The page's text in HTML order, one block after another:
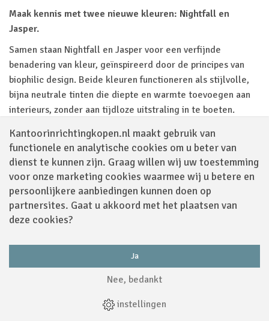
Kantoorinrichtingkopen.nl maakt gebruik van
functionele en analytische cookies om u beter van
dienst te kunnen zijn. Graag willen wij uw toestemming
voor onze marketing cookies waarmee wij u betere en
persoonlijkere aanbiedingen kunnen doen op
partnersites. Gaat u akkoord met het plaatsen van
deze cookies?
Ja
Nee, bedankt
instellingen
Maak kennis met twee nieuwe kleuren: Nightfall en
Jasper.
Samen staan Nightfall en Jasper voor een verfijnde
benadering van kleur, geïnspireerd door de principes van
biophilic design. Beide kleuren functioneren als stijlvolle,
bijna neutrale tinten die diepte en warmte toevoegen aan
interieurs, zonder aan tijdloze uitstraling in te boeten.
Met Nightfall en Jasper ontstaat een rustige, natuurlijke
basis voor werkomgevingen die niet alleen mooi ogen,
maar ook bijdragen aan welzijn, focus en langdurig gebruik.
Daarnaast kun je kiezen uit 3 verschillende maten Aeron
bureaustoelen: A, B en C. Deze maten verschillen op het
gebied van zithoogte en zitdiepte. Hieronder vind je een
overzicht:
Zithoogte
Maat A: 376 – 483 mm